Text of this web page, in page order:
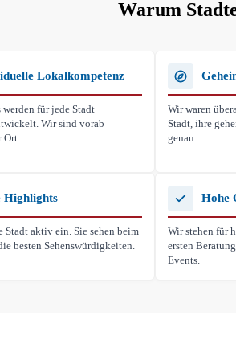
Warum
Lokalkompetenz
werden für jede Stadt
Wir sind vorab
Wir waren
Stadt, ihre
genau.
Highlights
Stadt aktiv ein. Sie sehen beim
besten Sehenswürdigkeiten.
Hohe
Wir stehen für
ersten
Events.